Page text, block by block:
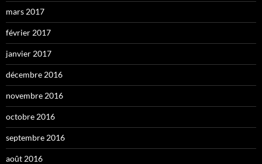
mars 2017
février 2017
janvier 2017
décembre 2016
novembre 2016
octobre 2016
septembre 2016
août 2016